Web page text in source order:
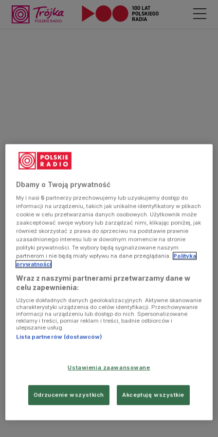
Dbamy o Twoją prywatność
My i nasi5 partnerzy przechowujemy lub uzyskujemy dostęp do
informacji na urządzeniu, takich jak unikalne identyfikatory w plikach
cookie w celu przetwarzania danych osobowych. Użytkownik może
zaakceptować swoje wybory lub zarządzać nimi, klikając poniżej, jak
również skorzystać z prawa do sprzeciwu na podstawie prawnie
uzasadnionego interesu lub w dowolnym momencie na stronie
polityki prywatności. Te wybory będą sygnalizowane naszym
partnerom i nie będą miały wpływu na dane przeglądania. Polityka
prywatności
Wraz z naszymi partnerami przetwarzamy dane w
celu zapewnienia:
Użycie dokładnych danych geolokalizacyjnych. Aktywne skanowanie
charakterystyki urządzenia do celów identyfikacji. Przechowywanie
informacji na urządzeniu lub dostęp do nich. Spersonalizowane
reklamy i treści, pomiar reklam i treści, badnie odbiorców i
ulepszanie usług.
Lista partnerów (dostawców)
Ustawienia zaawansowane
Odrzucenie wszystkich Akceptuję wszystkie